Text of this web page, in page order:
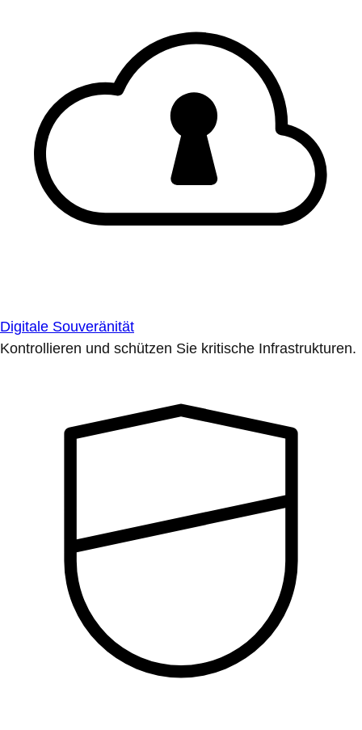
Digitale Souveränität
Kontrollieren und schützen Sie kritische Infrastrukturen.